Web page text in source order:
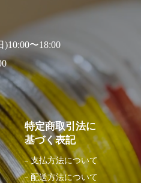
)10:00〜18:00
特定商取引法に
基づく表記
支払方法について
配送方法について